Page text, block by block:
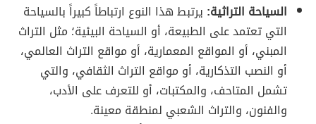
السياحة التراثية: يرتبط هذا النوع ارتباطاً كبيراً بالسياحة
التي تعتمد على الطبيعة، أو السياحة البيئية؛ مثل التراث
المبني، أو المواقع المعمارية، أو مواقع التراث العالمي،
أو النصب التذكارية، أو مواقع التراث الثقافي، والتي
تشمل المتاحف، والمكتبات، أو للتعرف على الأدب،
والفنون، والتراث الشعبي لمنطقة معينة.